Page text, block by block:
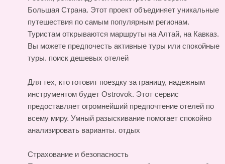
Большая Страна. Этот проект объединяет уникальные
путешествия по самым популярным регионам.
Туристам открываются маршруты на Алтай, на Кавказ.
Вы можете предпочесть активные туры или спокойные
туры. поиск дешевых отелей
Для тех, кто готовит поездку за границу, надежным
инструментом будет Ostrovok. Этот сервис
предоставляет огромнейший предпочтение отелей по
всему миру. Умный разыскивание помогает спокойно
анализировать варианты. отдых
Страхование и безопасность